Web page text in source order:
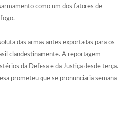
como um dos fatores de
das armas antes exportadas para os
clandestinamente. A reportagem
da Defesa e da Justiça desde terça.
prometeu que se pronunciaria semana